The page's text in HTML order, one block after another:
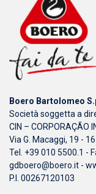
Boero Bartolomeo
Società soggetta a
CIN – CORPORAÇÃO
Via G. Macaggi, 19 -
Tel. +39 010 5500.1 -
gdboero@boero.it -
P.I. 00267120103